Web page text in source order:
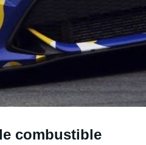
combustible